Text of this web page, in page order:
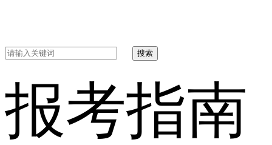
搜索
报考指南